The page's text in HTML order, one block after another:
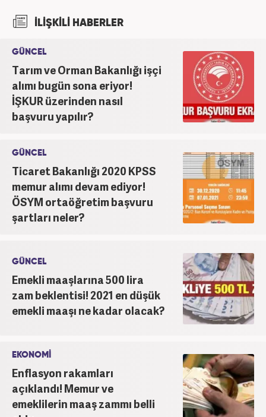
İLİŞKİLİ HABERLER
GÜNCEL
Tarım ve Orman Bakanlığı işçi
alımı bugün sona eriyor!
İŞKUR üzerinden nasıl
başvuru yapılır?
GÜNCEL
Ticaret Bakanlığı 2020 KPSS
memur alımı devam ediyor!
ÖSYM ortaöğretim başvuru
şartları neler?
GÜNCEL
Emekli maaşlarına 500 lira
zam beklentisi! 2021 en düşük
emekli maaşı ne kadar olacak?
EKONOMİ
Enflasyon rakamları
açıklandı! Memur ve
emeklilerin maaş zammı belli